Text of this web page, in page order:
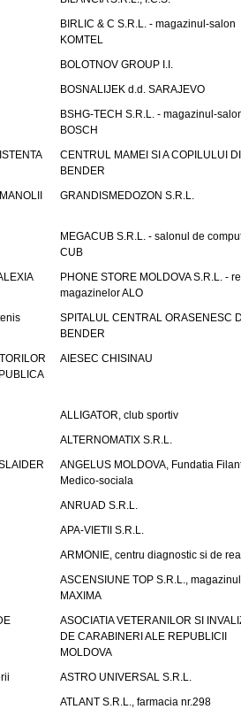
BIRLIC & C S.R.L. - magazinul-salon
KOMTEL
BOLOTNOV GROUP I.I.
BOSNALIJEK d.d. SARAJEVO
BSHG-TECH S.R.L. - magazinul-
BOSCH
CENTRUL MAMEI SI A COPILULUI
BENDER
GRANDISMEDOZON S.R.L.
MEGACUB S.R.L. - salonul de
CUB
PHONE STORE MOLDOVA S.R.L. -
magazinelor ALO
SPITALUL CENTRAL ORASENESC
BENDER
AIESEC CHISINAU
ALLIGATOR, club sportiv
ALTERNOMATIX S.R.L.
ANGELUS MOLDOVA, Fundatia
Medico-sociala
ANRUAD S.R.L.
APA-VIETII S.R.L.
ARMONIE, centru diagnostic si de
ASCENSIUNE TOP S.R.L., magazinul
MAXIMA
ASOCIATIA VETERANILOR SI
DE CARABINERI ALE REPUBLICII
MOLDOVA
ASTRO UNIVERSAL S.R.L.
ATLANT S.R.L., farmacia nr.298